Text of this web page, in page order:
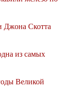
Джона Скотта
из самых
Великой